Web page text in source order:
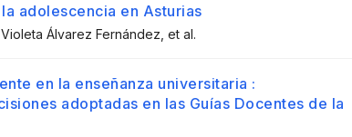
adolescencia en Asturias
Violeta Álvarez Fernández , et al.
en la enseñanza universitaria :
adoptadas en las Guías Docentes de la